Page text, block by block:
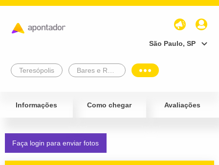
São Paulo, SP
Teresópolis
Informações Como chegar Avaliações
Faça login para enviar fotos